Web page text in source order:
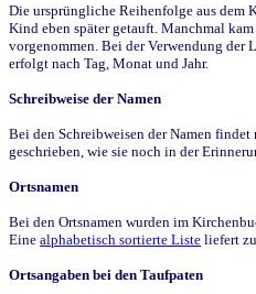
Die ursprüngliche Reihenfolge aus dem
Kind eben später getauft. Manchmal
vorgenommen. Bei der Verwendung der
erfolgt nach Tag, Monat und Jahr.
Schreibweise der Namen
Bei den Schreibweisen der Namen
geschrieben, wie sie noch in der
Ortsnamen
Bei den Ortsnamen wurden im
Eine alphabetisch sortierte Liste liefert
Ortsangaben bei den Taufpaten